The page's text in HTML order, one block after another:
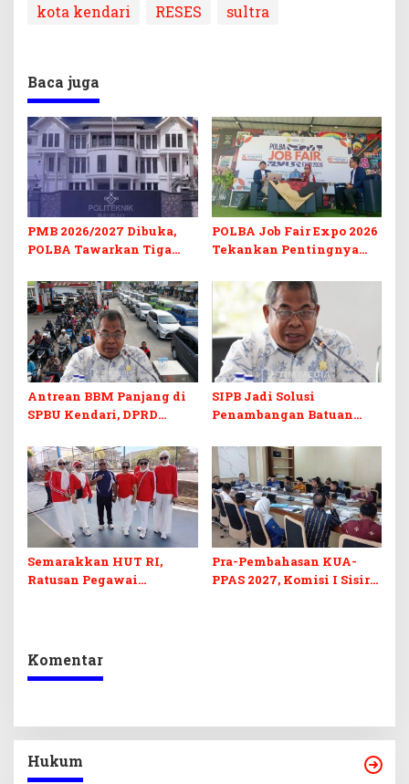
kota kendari
RESES sultra
Baca juga
PMB 2026/2027 Dibuka,
POLBA Tawarkan Tiga
Kuliah Gratis
POLBA Job Fair Expo 2026
Tekankan Pentingnya
Digital
Antrean BBM Panjang di
SPBU Kendari, DPRD
Barcode Curang
SIPB Jadi Solusi
Penambangan Batuan
di Sultra
Semarakkan HUT RI,
Ratusan Pegawai
Pra-Pembahasan KUA-
PPAS 2027, Komisi I Sisir
Komentar
Hukum